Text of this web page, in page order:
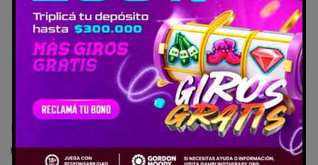
sociales, avanza a torneos amateurs; enfócate en
posición y paredes para mejorar rápido.
Cuida la salud:Calienta bien; su bajo impacto lo hace
ideal para todas las edades, pero hidrátate en
La realidad es que el pádel crece porque es práctico —no
necesitas ser atléta elite para disfrutar.